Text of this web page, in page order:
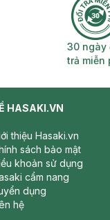
phí 2H
30 ngày
trả miễn
HASAKI.VN
thiệu Hasaki.vn
sách bảo mật
khoản sử dụng
cẩm nang
dụng
hệ